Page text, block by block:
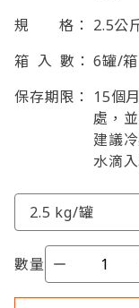
規 格： 2.5公
箱 入 數： 6罐/箱
保存期限：
15個
處，
建議
水滴
數量